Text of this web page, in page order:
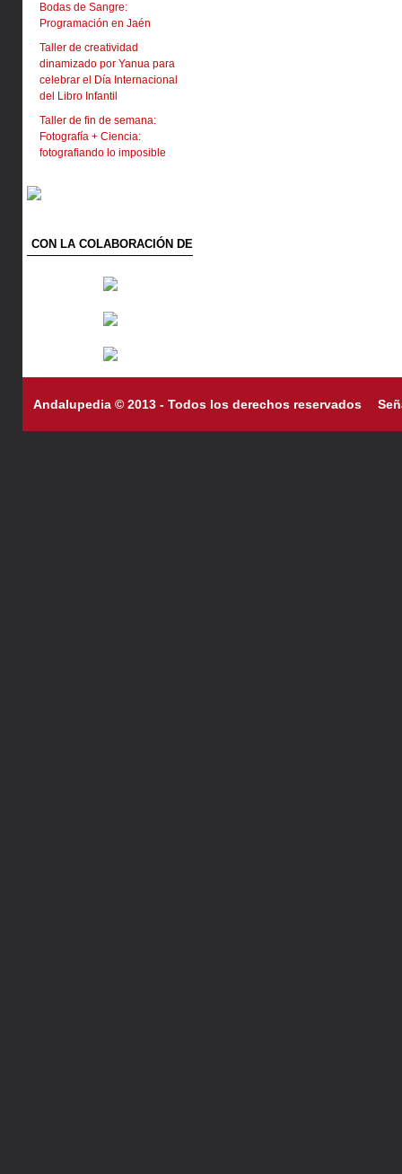
Bodas de Sangre:
Programación en Jaén
Taller de creatividad
dinamizado por Yanua para
celebrar el Día Internacional
del Libro Infantil
Taller de fin de semana:
Fotografía + Ciencia:
fotografiando lo imposible
CON LA COLABORACIÓN DE
Andalupedia © 2013 - Todos los derechos reservados